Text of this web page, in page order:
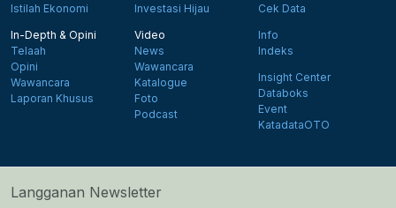
Istilah Ekonomi
Investasi Hijau
Cek Data
In-Depth & Opini
Telaah
Opini
Wawancara
Laporan Khusus
Video
News
Wawancara
Katalogue
Foto
Podcast
Info
Indeks
Insight Center
Databoks
Event
KatadataOTO
Langganan Newsletter